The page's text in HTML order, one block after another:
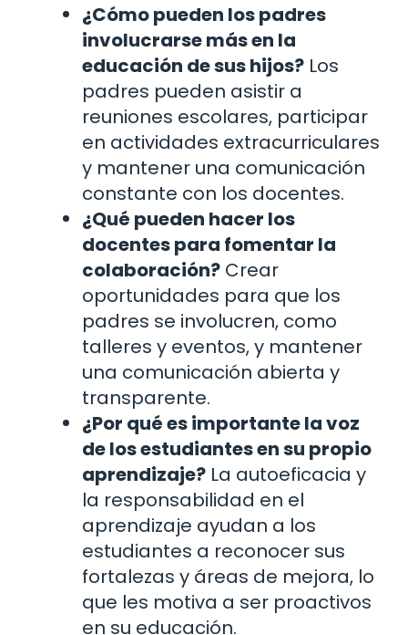
¿Cómo pueden los padres
involucrarse más en la
educación de sus hijos? Los
padres pueden asistir a
reuniones escolares, participar
en actividades extracurriculares
y mantener una comunicación
constante con los docentes.
¿Qué pueden hacer los
docentes para fomentar la
colaboración? Crear
oportunidades para que los
padres se involucren, como
talleres y eventos, y mantener
una comunicación abierta y
transparente.
¿Por qué es importante la voz
de los estudiantes en su propio
aprendizaje? La autoeficacia y
la responsabilidad en el
aprendizaje ayudan a los
estudiantes a reconocer sus
fortalezas y áreas de mejora, lo
que les motiva a ser proactivos
en su educación.